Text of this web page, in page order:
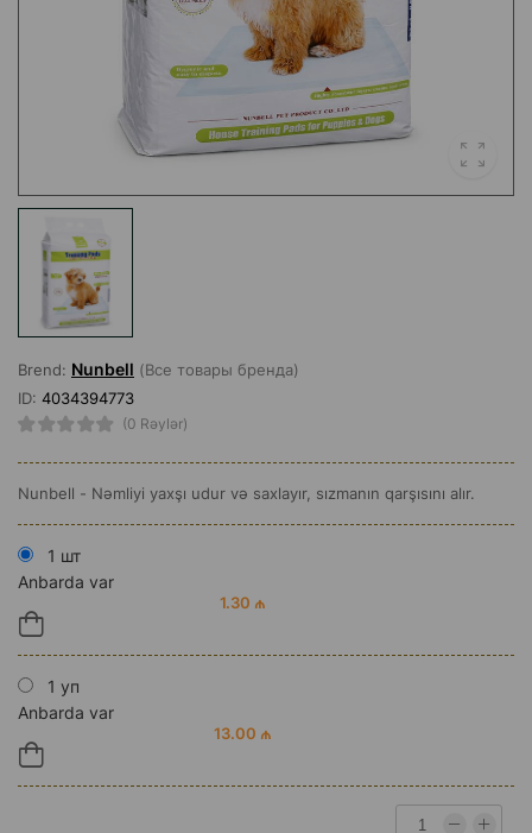
Brend: Nunbell (Все товары бренда)
ID: 4034394773
(0 Rəylər)
Nunbell - Nəmliyi yaxşı udur və saxlayır, sızmanın qarşısını alır.
1 шт
Anbarda var
1.30 ₼
1 уп
Anbarda var
13.00 ₼